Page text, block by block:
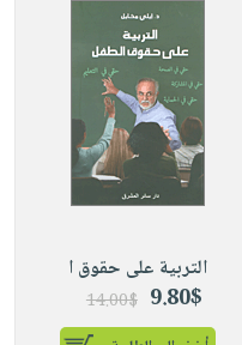
التربية على حقوق ا
9.80$
14.00$